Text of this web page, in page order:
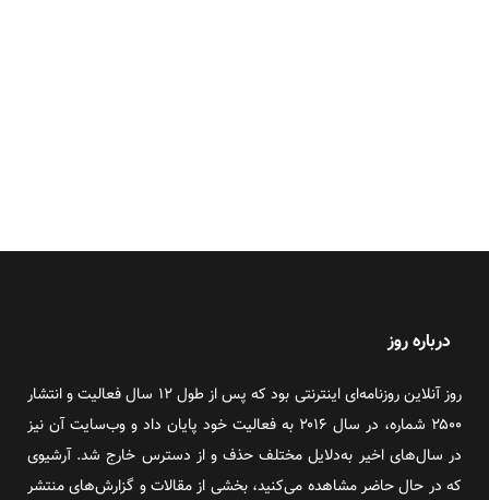
درباره روز
روز آنلاین روزنامه‌ای اینترنتی بود که پس از طول ۱۲ سال فعالیت و انتشار
۲۵۰۰ شماره، در سال ۲۰۱۶ به فعالیت خود پایان داد و وب‌سایت آن نیز
در سال‌های اخیر به‌دلایل مختلف حذف و از دسترس خارج شد. آرشیوی
که در حال حاضر مشاهده می‌کنید، بخشی از مقالات و گزارش‌های منتشر